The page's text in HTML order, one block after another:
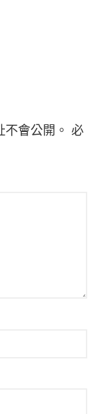
會公開。 必